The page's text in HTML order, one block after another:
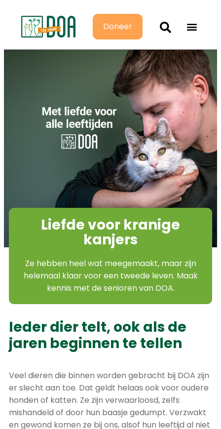
Doneer
Liefde voor kranige
kanjers
Ze hebben heel wat meegemaakt, maar zijn
helemaal klaar voor een tweede leven. Maak
kennis met de senioren van DOA.
Ieder dier telt, ook als de
jaren beginnen te tellen
Veel dieren die binnen worden gebracht bij DOA zijn
er slecht aan toe. Dat geldt helaas ook voor oudere
honden of katten. Ze zijn verwaarloosd, zelfs
mishandeld of door hun baasje gedumpt. Verzwakt
en gewond komen ze bij ons, alsof hun leeftijd al niet